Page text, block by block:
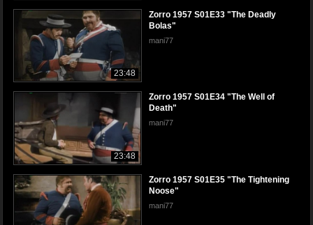
23:48
Zorro 1957 S01E33 "The Deadly
Bolas"
mani77
23:48
Zorro 1957 S01E34 "The Well of
Death"
mani77
Zorro 1957 S01E35 "The Tightening
Noose"
mani77